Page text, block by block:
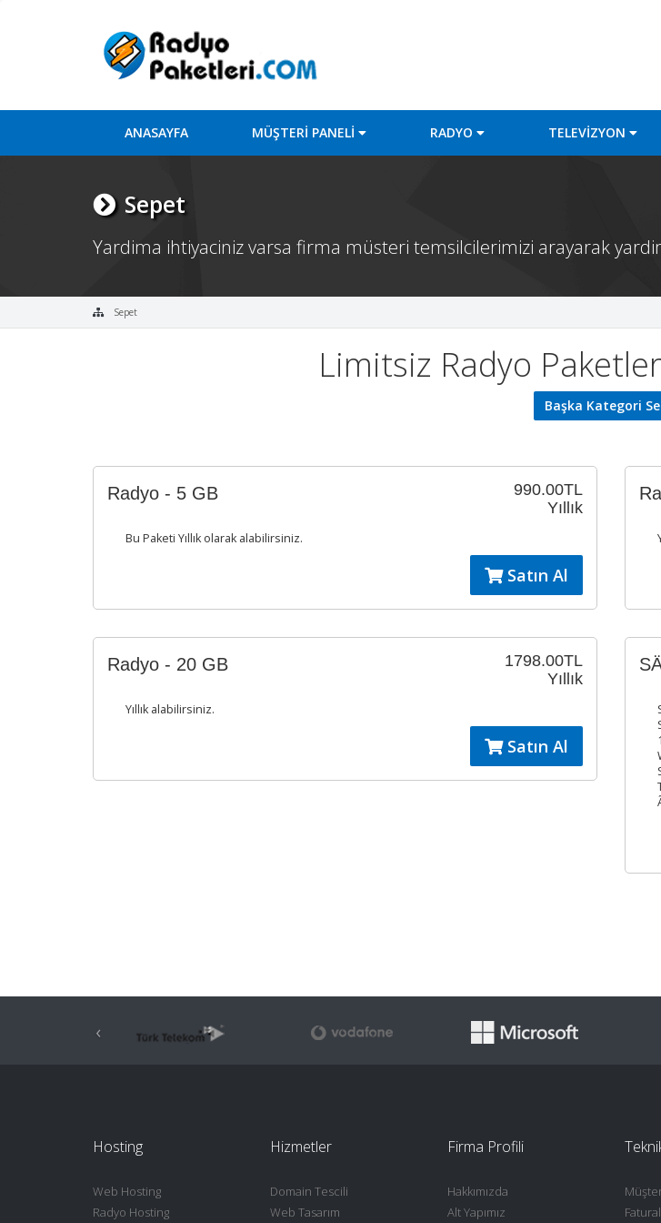
ANASAYFA MÜŞTERİ PANELİ RADYO TELEVİZYON
Sepet
Yardima ihtiyaciniz varsa firma müsteri temsilcilerimizi arayarak
Sepet
Limitsiz Radyo
Başka Kategori
990.00TL
Yıllık
Radyo - 5 GB
Bu Paketi Yıllık olarak alabilirsiniz.
Satın Al
1798.00TL
Yıllık
Radyo - 20 GB
Yıllık alabilirsiniz.
Satın Al
‹
Hosting
Web Hosting
Radyo Hosting
Hizmetler
Domain Tescili
Web Tasarım
Firma Profili
Hakkımızda
Alt Yapımız